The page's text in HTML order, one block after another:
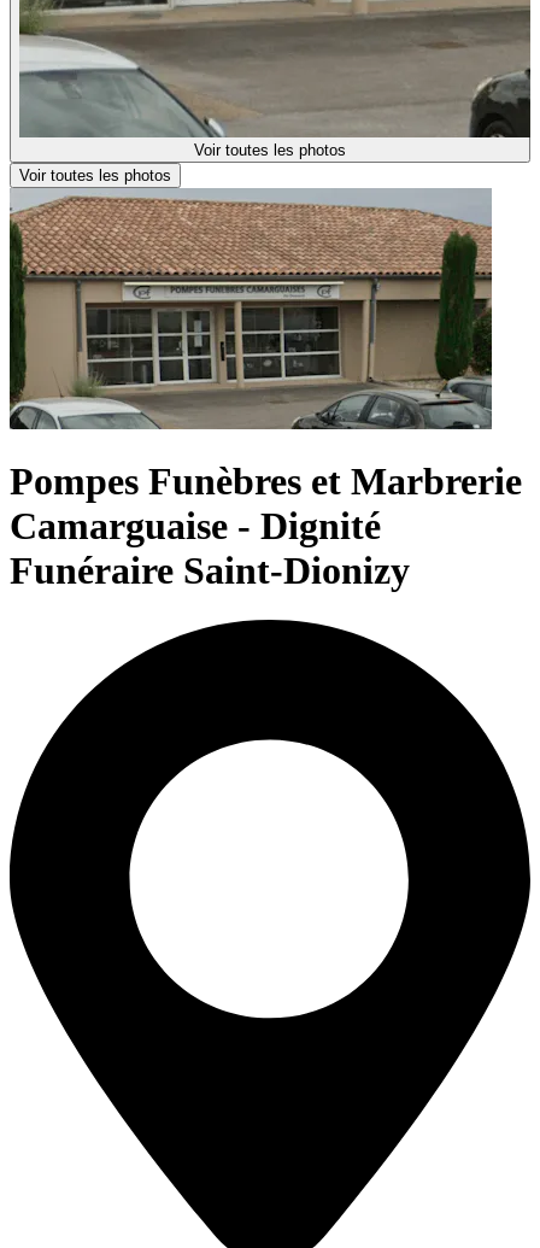
Voir toutes les photos
Voir toutes les photos
Pompes Funèbres et Marbrerie
Camarguaise - Dignité
Funéraire Saint-Dionizy